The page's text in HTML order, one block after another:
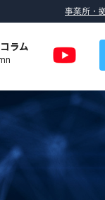
事業所・
システム
動化）
ラム